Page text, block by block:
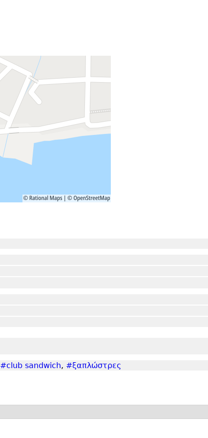
#club sandwich, #ξαπλώστρες